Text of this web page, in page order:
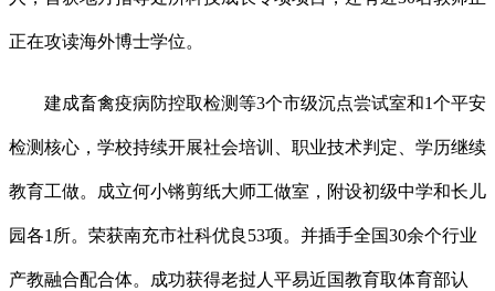
正在攻读海外博士学位。
建成畜禽疫病防控取检测等3个市级沉点尝试室和1个平安
检测核心，学校持续开展社会培训、职业技术判定、学历继续
教育工做。成立何小锵剪纸大师工做室，附设初级中学和长儿
园各1所。荣获南充市社科优良53项。并插手全国30余个行业
产教融合配合体。成功获得老挝人平易近国教育取体育部认